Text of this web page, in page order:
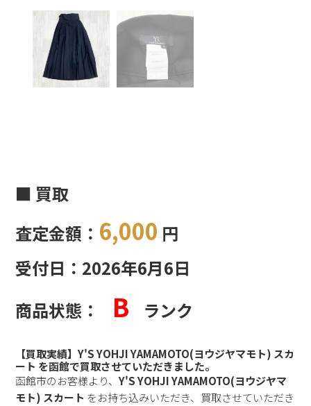
■ 買取
査定金額： 6,000 円
受付日：2026年6月6日
商品状態：
B ランク
【買取実績】Y'S YOHJI YAMAMOTO(ヨウジヤマモト) スカ
ート を函館で買取させていただきました。
函館市のお客様より、Y'S YOHJI YAMAMOTO(ヨウジヤマ
モト) スカート をお持ち込みいただき、買取させていただき